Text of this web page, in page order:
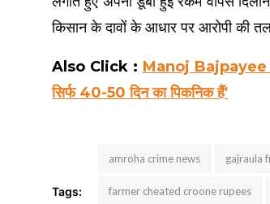
किसान के दावों के आधार पर आरोपी की
Also Click : Manoj Bajpayee
सिर्फ 40-50 दिन का पिकनिक हैं'
Tags:
amroha crime news gajraula
farmer cheated croone rupees